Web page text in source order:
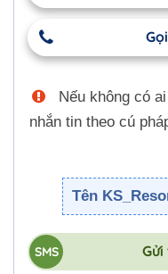
Nếu không có
nhắn tin theo cú
Tên